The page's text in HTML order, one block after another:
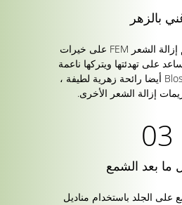
بالزهر
تحتوي تركيبة كريم إزالة الشعر FEM على خيرات
على تهدئتها ويتركها ناعمة
وطرية. يوفر Blossom أيضا رائحة زهرية لطيفة ،
إزالة الشعر الأخرى.
ما بعد الشمع
على الجلد باستخدام مناديل